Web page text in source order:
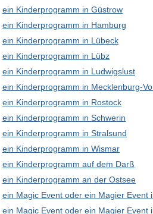
ein Kinderprogramm in Güstrow
ein Kinderprogramm in Hamburg
ein Kinderprogramm in Lübeck
ein Kinderprogramm in Lübz
ein Kinderprogramm in Ludwigslust
ein Kinderprogramm in Mecklenburg-
ein Kinderprogramm in Rostock
ein Kinderprogramm in Schwerin
ein Kinderprogramm in Stralsund
ein Kinderprogramm in Wismar
ein Kinderprogramm auf dem Darß
ein Kinderprogramm an der Ostsee
ein Magic Event oder ein Magier Event
ein Magic Event oder ein Magier Event